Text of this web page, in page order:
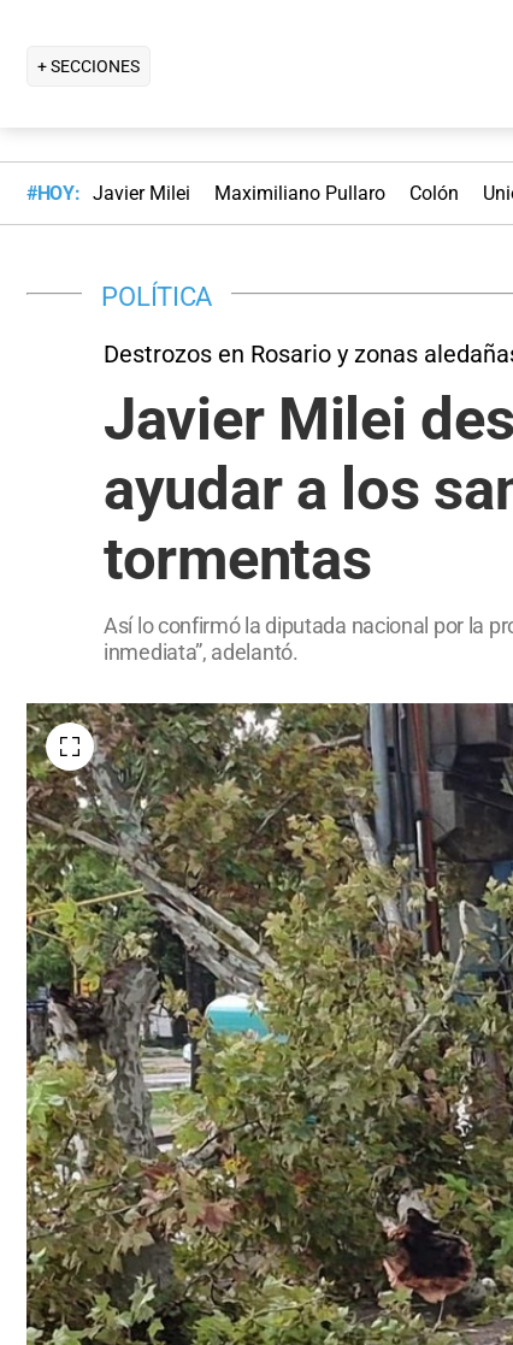
+ SECCIONES
#HOY: Javier Milei Maximiliano Pullaro Colón
POLÍTICA
Destrozos en Rosario y zonas
Javier Milei
ayudar a los
tormentas
Así lo confirmó la diputada nacional por la
inmediata”, adelantó.